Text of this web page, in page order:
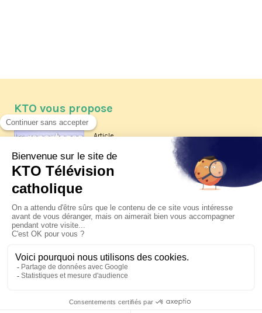
KTO vous propose
Article
Les reportages d'été 2026 de KTO
La visite pastorale du pape Léon
XIV à Assise à suivre sur KTO le
jeudi 6 août
Le pape en Uruguay, Argentine et
Pérou du 6 au 17 novembre 2026